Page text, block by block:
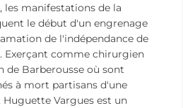
les manifestations de la
le début d'un engrenage
de l'indépendance de
Exerçant comme chirurgien
de Barberousse où sont
à mort partisans d'une
Vargues est un